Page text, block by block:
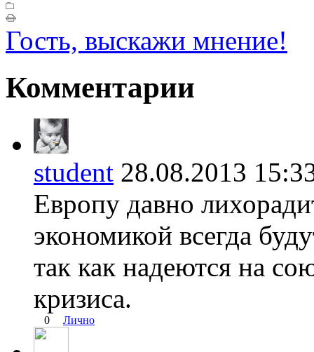
Гость, выскажи мнение!
Комментарии
student 28.08.2013
Европу давно
экономикой всегда
так как надеются на
кризиса.
0 Лично